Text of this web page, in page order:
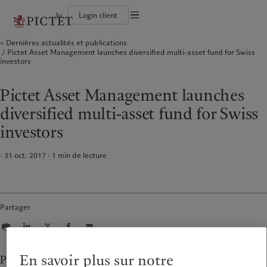
lu Login client
Le groupe Pictet
Les associés du Groupe
Solidité financière de Pictet
Campus Pictet de Rochemont
Particuliers et familles
Institutions et intermédiaires financiers
Investisseurs institutionnels
Wealth management
Asset management
Alternative investments
Publications récentes
Marchés
Au-delà des marchés
L’approche de Pictet
Rapport de durabilité
Plan d’action climatique
Fondation du Groupe Pictet
Prix Pictet
Amérique du Nord
Bahamas
Canada (en)|Canada (fr)
Asie
China Offshore |中国离岸
Europe
Notre Groupe
Le groupe Pictet
Les associés du Groupe
Diversité, équité et inclusion
Nos clients
Particuliers et familles
Asset management
Marchés
Documentation légale
Dernières actualités et publications
Pictet Asset Management launches diversified multi-asset fund for Swiss
investors
Pictet Asset Management launches
diversified multi-asset fund for Swiss
investors
· 31 oct. 2017 1 min de lecture
Partager
Pictet Asset Management (Pictet AM) announces that
En savoir plus sur notre